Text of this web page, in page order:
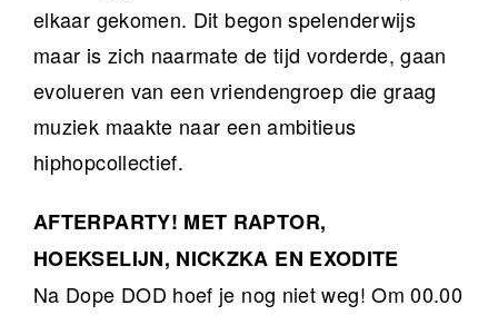
elkaar gekomen. Dit begon spelenderwijs
maar is zich naarmate de tijd vorderde, gaan
evolueren van een vriendengroep die graag
muziek maakte naar een ambitieus
hiphopcollectief.
AFTERPARTY! MET RAPTOR,
HOEKSELIJN, NICKZKA EN EXODITE
Na Dope DOD hoef je nog niet weg! Om 00.00